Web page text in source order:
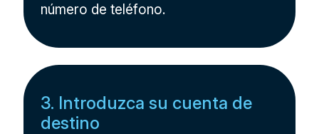
número de teléfono.
3. Introduzca su cuenta de
destino